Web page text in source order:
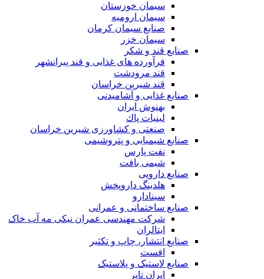
سیمان خوزستان
سیمان ارومیه
صنایع سیمان کرمان
سیمان خزر
صنایع قند و شکر
فرآورده های غذایی و قند پیرانشهر
قند مرودشت
قند شیرین خراسان
صنایع غذايی و آشاميدنی
بهنوش ایران
لبنيات پاك
صنعتی و کشاورزی شیرین خراسان
صنایع شیمیایی و پتروشیمی
نفت پارس
شیمی بافت
صنایع دارویی
هلدینگ داروپخش
سینادارو
صنایع ساختمانی و عمرانی
شرکت مهندسی عمران نیکی مه آب خاک
ایتالران
صنایع انتشار، چاپ و تکثير
افست
صنایع لاستیک و پلاستیک
ایران تایر